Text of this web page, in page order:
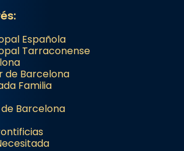
Española
Tarraconense
de Barcelona
Familia
Barcelona